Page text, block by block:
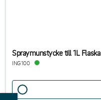
Spraymunstycke till 1L Flaska
ING100